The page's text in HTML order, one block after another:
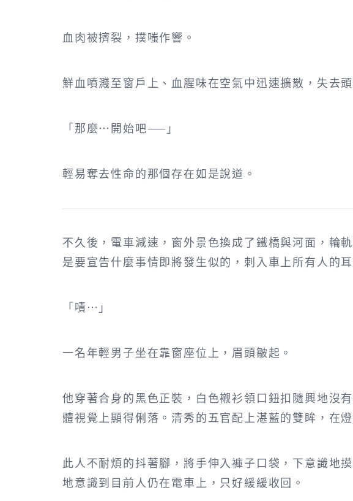
血肉被擠裂，撲嗤作響。
鮮血噴濺至窗戶上、血腥味在空氣中迅速擴散，失去
「那麼…開始吧——」
輕易奪去性命的那個存在如是說道。
不久後，電車減速，窗外景色換成了鐵橋與河面，輪
是要宣告什麼事情即將發生似的，刺入車上所有人的耳
「嘖…」
一名年輕男子坐在靠窗座位上，眉頭皺起。
他穿著合身的黑色正裝，白色襯衫領口鈕扣隨興地沒
體視覺上顯得俐落。清秀的五官配上湛藍的雙眸，在
此人不耐煩的抖著腳，將手伸入褲子口袋，下意識地
地意識到目前人仍在電車上，只好緩緩收回。